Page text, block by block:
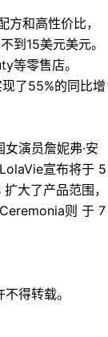
和高性价比，
到15美元美元。
等零售店。
了55%的同比增
演员詹妮弗·安
宣布将于 5
大了产品范围，
则 于 7
得转载。